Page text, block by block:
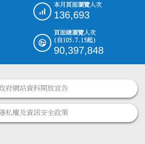
本月頁面瀏覽人次
136,693
頁面總瀏覽人次
(自105.7.15起)
90,397,848
府網站資料開放宣告
隱私權及資訊安全政策